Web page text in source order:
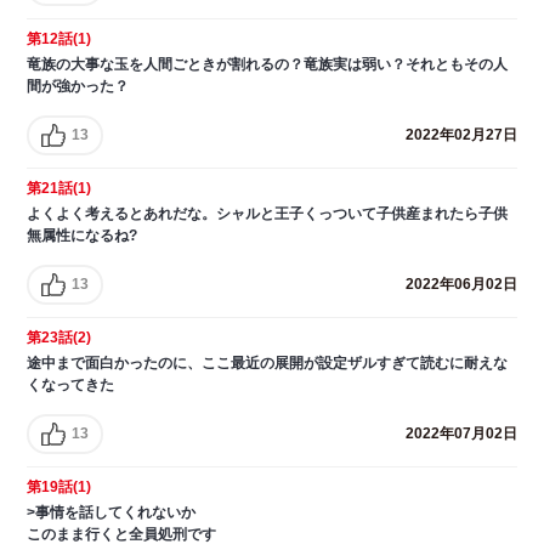
第12話(1)
竜族の大事な玉を人間ごときが割れるの？竜族実は弱い？それともその人
間が強かった？
13 2022年02月27日
第21話(1)
よくよく考えるとあれだな。シャルと王子くっついて子供産まれたら子供
無属性になるね?
13 2022年06月02日
第23話(2)
途中まで面白かったのに、ここ最近の展開が設定ザルすぎて読むに耐えな
くなってきた
13 2022年07月02日
第19話(1)
>事情を話してくれないか
このまま行くと全員処刑です